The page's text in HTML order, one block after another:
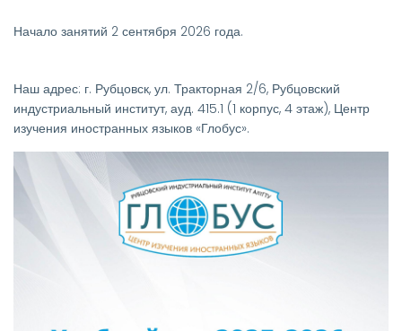
Начало занятий 2 сентября 2026 года.
Наш адрес: г. Рубцовск, ул. Тракторная 2/6, Рубцовский
индустриальный институт, ауд. 415.1 (1 корпус, 4 этаж), Центр
изучения иностранных языков «Глобус».
Изображение